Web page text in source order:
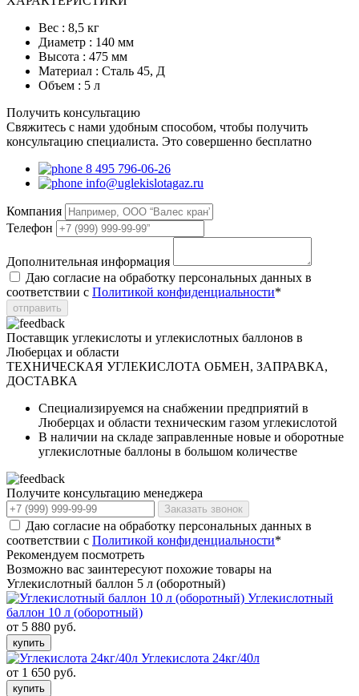
Вес : 8,5 кг
Диаметр : 140 мм
Высота : 475 мм
Материал : Сталь 45, Д
Объем : 5 л
Получить консультацию
Свяжитесь с нами удобным способом, чтобы получить
консультацию специалиста. Это совершенно бесплатно
8 495 796-06-26
info@uglekislotagaz.ru
Компания
Телефон
Дополнительная информация
Даю согласие на обработку персональных данных в
соответствии с Политикой конфиденциальности*
отправить
Поставщик углекислоты и углекислотных баллонов в
Люберцах и области
ТЕХНИЧЕСКАЯ УГЛЕКИСЛОТА ОБМЕН, ЗАПРАВКА,
ДОСТАВКА
Специализируемся на снабжении предприятий в
Люберцах и области техническим газом углекислотой
В наличии на складе заправленные новые и оборотные
углекислотные баллоны в большом количестве
Получите консультацию менеджера
Заказать звонок
Даю согласие на обработку персональных данных в
соответствии с Политикой конфиденциальности*
Рекомендуем посмотреть
Возможно вас заинтересуют похожие товары на
Углекислотный баллон 5 л (оборотный)
Углекислотный
баллон 10 л (оборотный)
от 5 880 руб.
купить
Углекислота 24кг/40л
от 1 650 руб.
купить